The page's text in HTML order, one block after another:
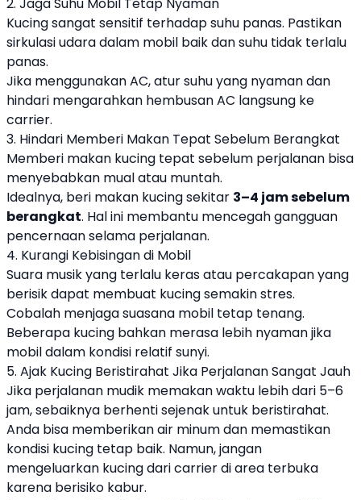
Kucing sangat sensitif terhadap suhu panas. Pastikan
sirkulasi udara dalam mobil baik dan suhu tidak terlalu
panas.
Jika menggunakan AC, atur suhu yang nyaman dan
hindari mengarahkan hembusan AC langsung ke
carrier.
3. Hindari Memberi Makan Tepat Sebelum Berangkat
Memberi makan kucing tepat sebelum perjalanan bisa
menyebabkan mual atau muntah.
Idealnya, beri makan kucing sekitar 3–4 jam sebelum
berangkat. Hal ini membantu mencegah gangguan
pencernaan selama perjalanan.
4. Kurangi Kebisingan di Mobil
Suara musik yang terlalu keras atau percakapan yang
berisik dapat membuat kucing semakin stres.
Cobalah menjaga suasana mobil tetap tenang.
Beberapa kucing bahkan merasa lebih nyaman jika
mobil dalam kondisi relatif sunyi.
5. Ajak Kucing Beristirahat Jika Perjalanan Sangat Jauh
Jika perjalanan mudik memakan waktu lebih dari 5–6
jam, sebaiknya berhenti sejenak untuk beristirahat.
Anda bisa memberikan air minum dan memastikan
kondisi kucing tetap baik. Namun, jangan
mengeluarkan kucing dari carrier di area terbuka
karena berisiko kabur.